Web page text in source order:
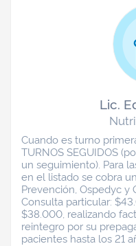
Lic.
Cuando es turno
TURNOS SEGUIDOS
un seguimiento). Para
en el listado se cobra
Prevención, Ospedyc y
Consulta particular:
$38.000, realizando
reintegro por su
pacientes hasta los 21